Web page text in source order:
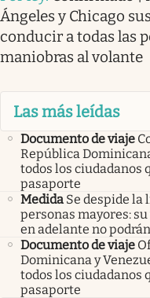
Ángeles y Chicago
conducir a todas las
maniobras al volante
Las más leídas
Documento de viaje
República
todos los ciudadanos
pasaporte
Medida Se despide la
personas mayores:
en adelante no
Documento de viaje
Dominicana y
todos los ciudadanos
pasaporte